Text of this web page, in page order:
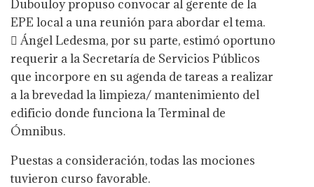
Dubouloy propuso convocar al gerente de la
EPE local a una reunión para abordar el tema.
 Ángel Ledesma, por su parte, estimó oportuno
requerir a la Secretaría de Servicios Públicos
que incorpore en su agenda de tareas a realizar
a la brevedad la limpieza/ mantenimiento del
edificio donde funciona la Terminal de
Ómnibus.
Puestas a consideración, todas las mociones
tuvieron curso favorable.